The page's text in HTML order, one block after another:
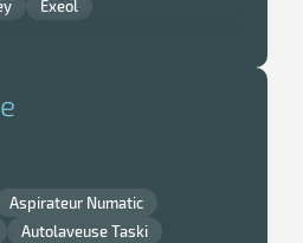
Exeol
Aspirateur Numatic
Autolaveuse Taski